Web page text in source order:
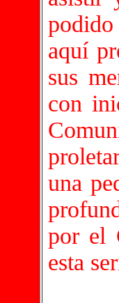
aquí
sus
con
una
por el
esta